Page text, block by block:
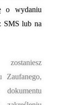
o wydaniu
SMS lub na
Zaufanego,